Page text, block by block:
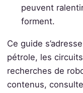
peuvent
forment.
Ce guide
pétrole, les
recherches de
contenus,